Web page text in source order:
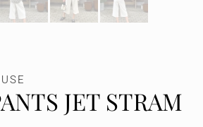
JET STRAM